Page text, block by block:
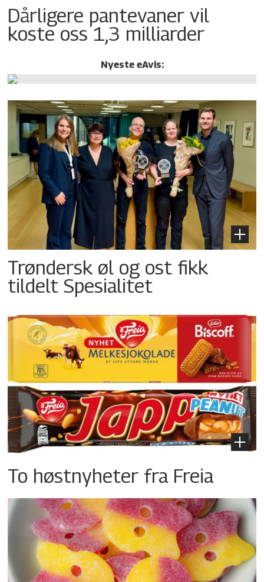
Dårligere pantevaner vil
koste oss 1,3 milliarder
Nyeste eAvis:
Trøndersk øl og ost fikk
tildelt Spesialitet
To høstnyheter fra Freia